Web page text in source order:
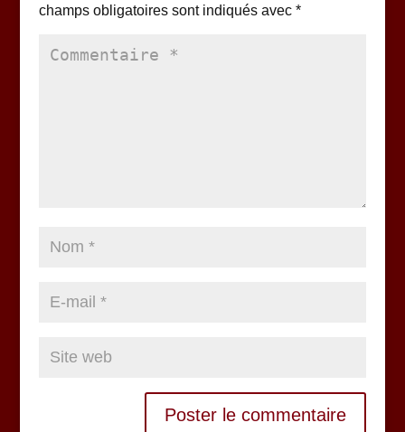
champs obligatoires sont indiqués avec *